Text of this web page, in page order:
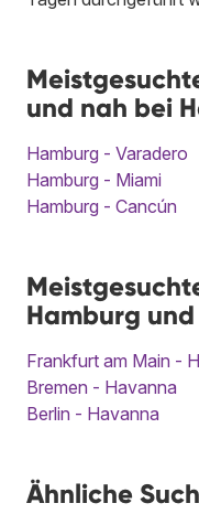
und nah bei
Hamburg - Varadero
Hamburg - Miami
Hamburg - Cancún
Hamburg
Frankfurt am Main -
Bremen - Havanna
Berlin - Havanna
Ähnliche